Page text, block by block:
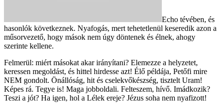
Echo tévében, és
hasonlók következnek. Nyafogás, mert tehetetlenül keseredik azon a
műsorvezető, hogy mások nem úgy döntenek és élnek, ahogy
szerinte kellene.
Felmerül: miért másokat akar irányítani? Elemezze a helyzetet,
keressen megoldást, és hittel hirdesse azt! Élő példája, Petőfi mire
NEM gondolt. Önállóság, hit és cselekvőkészség, tisztelt Uram!
Képes rá. Tegye is! Maga jobboldali. Felteszem, hívő. Imádkozik?
Teszi a jót? Ha igen, hol a Lélek ereje? Jézus soha nem nyafizott!